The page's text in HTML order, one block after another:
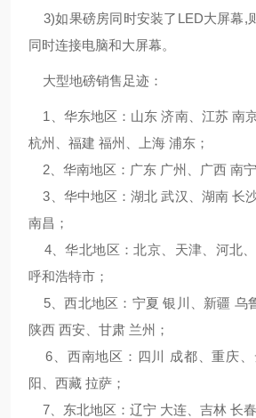
3)如果磅房同时安装了LED大屏幕,
同时连接电脑和大屏幕。
大型地磅销售足迹：
1、华东地区：山东 济南、江苏 南
杭州、福建 福州、上海 浦东；
2、华南地区：广东 广州、广西 南宁
3、华中地区：湖北 武汉、湖南 长
南昌；
4、华北地区：北京、天津、河北
呼和浩特市；
5、西北地区：宁夏 银川、新疆 乌
陕西 西安、甘肃 兰州；
6、西南地区：四川 成都、重庆、
阳、西藏 拉萨；
7、东北地区：辽宁 大连、吉林 长